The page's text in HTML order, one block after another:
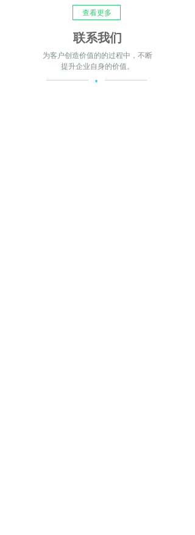
查看更多
联系我们
为客户创造价值的的过程中，不断
提升企业自身的价值。
·
们的愿景是让全球更美好、更智慧、更加人性化。